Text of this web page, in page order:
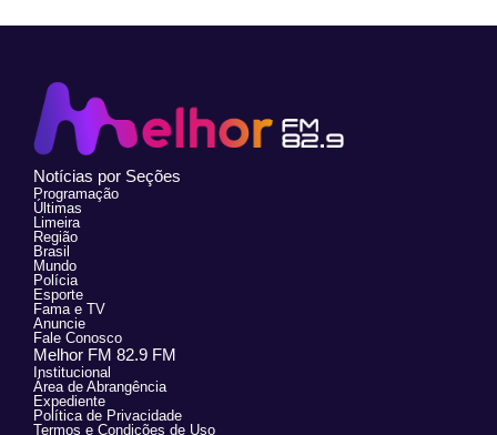
Notícias por Seções
Programação
Últimas
Limeira
Região
Brasil
Mundo
Polícia
Esporte
Fama e TV
Anuncie
Fale Conosco
Melhor FM 82.9 FM
Institucional
Área de Abrangência
Expediente
Política de Privacidade
Termos e Condições de Uso